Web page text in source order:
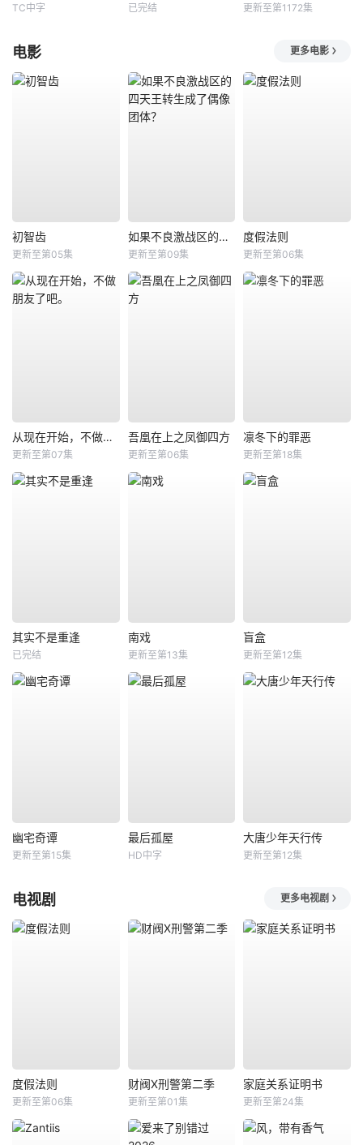
TC中字 已完结 更新至第1172集
电影 更多电影
初智齿
更新至第05集
如果不良激战区的四天王转生成了偶像团体？
更新至第09集
度假法则
更新至第06集
从现在开始，不做朋友了吧。
更新至第07集
吾凰在上之凤御四方
更新至第06集
凛冬下的罪恶
更新至第18集
其实不是重逢
已完结
南戏
更新至第13集
盲盒
更新至第12集
幽宅奇谭
更新至第15集
最后孤屋
HD中字
大唐少年天行传
更新至第12集
电视剧 更多电视剧
度假法则
更新至第06集
财阀X刑警第二季
更新至第01集
家庭关系证明书
更新至第24集